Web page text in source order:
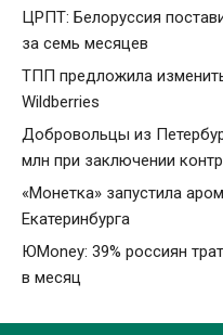
ЦРПТ: Белоруссия
за семь месяцев
ТПП предложила
Wildberries
Добровольцы из
млн при заключении
«Монетка» запустила
Екатеринбурга
ЮMoney: 39% россиян
в месяц